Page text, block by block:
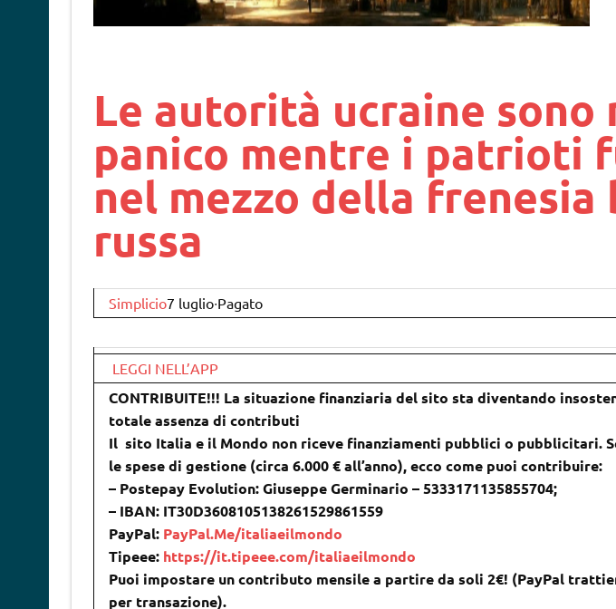
Le autorità ucraine sono
panico mentre i patrioti
nel mezzo della frenesia
russa
Simplicio7 luglio∙Pagato
LEGGI NELL’APP
CONTRIBUITE!!! La situazione finanziaria del sito sta diventando
totale assenza di contributi
Il sito Italia e il Mondo non riceve finanziamenti pubblici o pubblicitari.
le spese di gestione (circa 6.000 € all’anno), ecco come puoi contribuire:
– Postepay Evolution: Giuseppe Germinario – 5333171135855704;
– IBAN: IT30D3608105138261529861559
PayPal: PayPal.Me/italiaeilmondo
Tipeee: https://it.tipeee.com/italiaeilmondo
Puoi impostare un contributo mensile a partire da soli 2€! (PayPal
per transazione).